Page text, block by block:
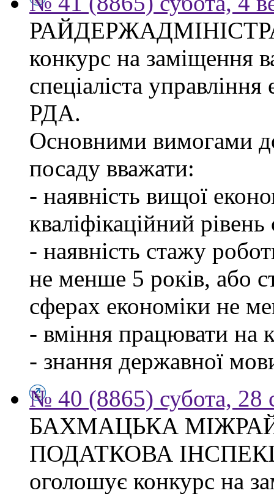
конкурс на заміщення
спеціаліста
РДА.
Основними вимогами
посаду вважати:
- наявність вищої
кваліфікаційний рівень
- наявність стажу
не менше 5 років, або
сферах економіки не
- вміння працювати на
- знання державної
№ 40 (8865) субота, 28
БАХМАЦЬКА
ПОДАТКОВА
оголошує конкурс на